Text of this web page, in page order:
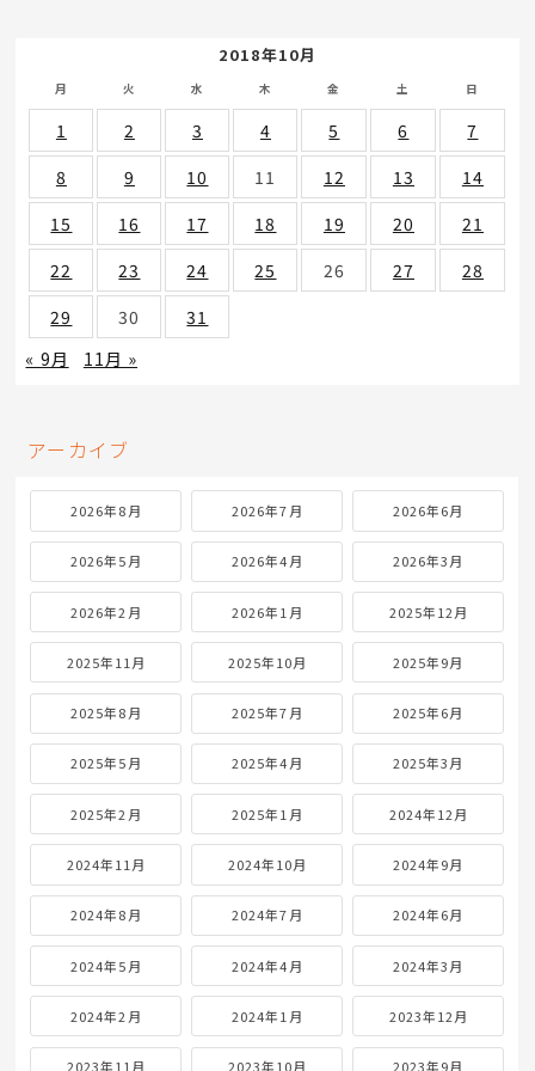
2018年10月
月 火 水 木 金 土 日
1 2 3 4 5 6
7
8
9 10 11 12 13
14
15
16 17 18 19 20
21
22
23 24 25 26 27
28
29
30
31
« 9月
11月 »
アーカイブ
2026年8月 2026年7月 2026年6月
2026年5月 2026年4月 2026年3月
2026年2月 2026年1月 2025年12月
2025年11月 2025年10月 2025年9月
2025年8月 2025年7月 2025年6月
2025年5月 2025年4月 2025年3月
2025年2月 2025年1月 2024年12月
2024年11月 2024年10月 2024年9月
2024年8月 2024年7月 2024年6月
2024年5月 2024年4月 2024年3月
2024年2月 2024年1月 2023年12月
2023年11月 2023年10月 2023年9月